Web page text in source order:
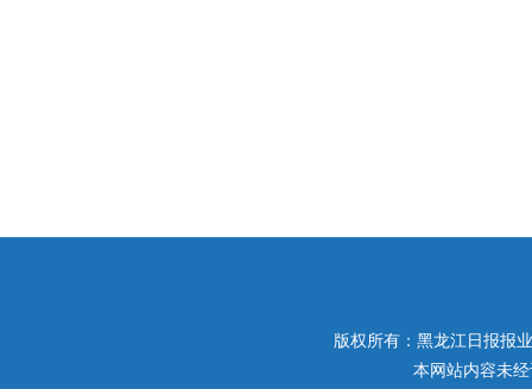
版权所有：黑龙江日报报
本网站内容未